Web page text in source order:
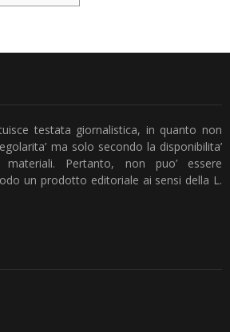
testata giornalistica, in quanto non
ma solo secondo la disponibilita’
Pertanto, non puo’ essere
un prodotto editoriale ai sensi della L.